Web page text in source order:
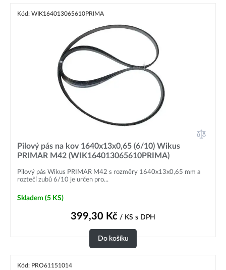
Kód: WIK164013065610PRIMA
Pilový pás na kov 1640x13x0,65 (6/10) Wikus
PRIMAR M42 (WIK164013065610PRIMA)
Pilový pás Wikus PRIMAR M42 s rozměry 1640x13x0,65 mm a
roztečí zubů 6/10 je určen pro...
Skladem (5 KS)
399,30 Kč / KS s DPH
Do košíku
Kód: PRO61151014